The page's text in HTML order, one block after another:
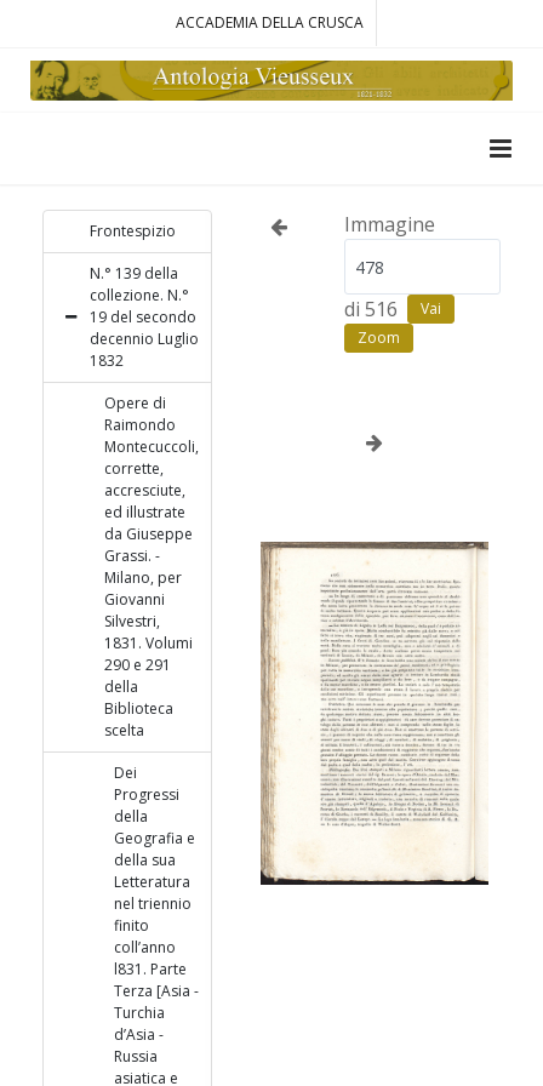
ACCADEMIA DELLA CRUSCA
Frontespizio
N.° 139 della
collezione. N.°
19 del secondo
decennio Luglio
1832
Opere di
Raimondo
Montecuccoli,
corrette,
accresciute,
ed illustrate
da Giuseppe
Grassi. -
Milano, per
Giovanni
Silvestri,
1831. Volumi
290 e 291
della
Biblioteca
scelta
Dei
Progressi
della
Geografia e
della sua
Letteratura
nel triennio
finito
coll’anno
l831. Parte
Terza [Asia -
Turchia
d’Asia -
Russia
asiatica e
Immagine
di 516
Vai
Zoom